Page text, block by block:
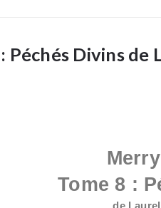
Divins de
Tome 8 :
de